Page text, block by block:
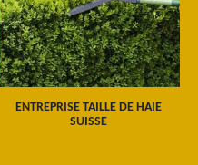
ENTREPRISE TAILLE DE HAIE
SUISSE